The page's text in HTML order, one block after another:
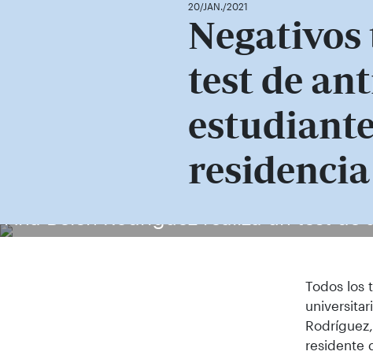
20/JAN./2021
Negativos
test de
residencia
Todos los
residente